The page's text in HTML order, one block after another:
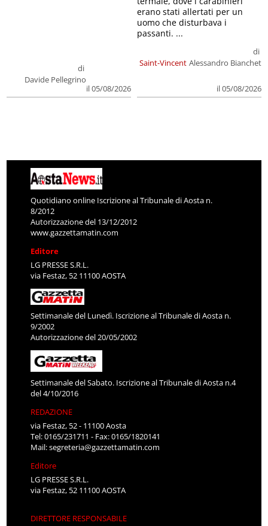
di
Davide Pellegrino
il 05/08/2026
Saint-Vincent
di
Alessandro Bianchet
il 05/08/2026
erano stati allertati per un
uomo che disturbava i
passanti. ...
Quotidiano online Iscrizione al Tribunale di Aosta n.
8/2012
Autorizzazione del 13/12/2012
www.gazzettamatin.com
Editore
LG PRESSE S.R.L.
via Festaz, 52 11100 AOSTA
Settimanale del Lunedì. Iscrizione al Tribunale di Aosta n.
9/2002
Autorizzazione del 20/05/2002
Settimanale del Sabato. Iscrizione al Tribunale di Aosta n.4
del 4/10/2016
REDAZIONE
via Festaz, 52 - 11100 Aosta
Tel: 0165/231711 - Fax: 0165/1820141
Mail:segreteria@gazzettamatin.com
Editore
LG PRESSE S.R.L.
via Festaz, 52 11100 AOSTA
DIRETTORE RESPONSABILE